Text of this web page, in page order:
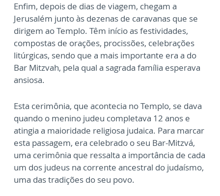
Enfim, depois de dias de viagem, chegam a
Jerusalém junto às dezenas de caravanas que se
dirigem ao Templo. Têm início as festividades,
compostas de orações, procissões, celebrações
litúrgicas, sendo que a mais importante era a do
Bar Mitzvah, pela qual a sagrada família esperava
ansiosa.
Esta cerimônia, que acontecia no Templo, se dava
quando o menino judeu completava 12 anos e
atingia a maioridade religiosa judaica. Para marcar
esta passagem, era celebrado o seu Bar-Mitzvá,
uma cerimônia que ressalta a importância de cada
um dos judeus na corrente ancestral do judaísmo,
uma das tradições do seu povo.